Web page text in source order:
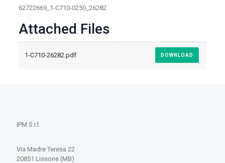
62722669_1-C710-0250_26282
Attached Files
1-C710-26282.pdf DOWNLOAD
IPM S.r.l.
Via Madre Teresa 22
20851 Lissone (MB)